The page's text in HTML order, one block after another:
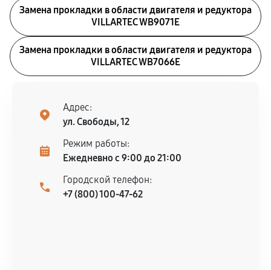
Замена прокладки в области двигателя и редуктора
VILLARTEC WB9071E
Замена прокладки в области двигателя и редуктора
VILLARTEC WB7066E
Адрес:
ул. Свободы, 12
Режим работы:
Ежедневно с 9:00 до 21:00
Городской телефон:
+7 (800) 100-47-62